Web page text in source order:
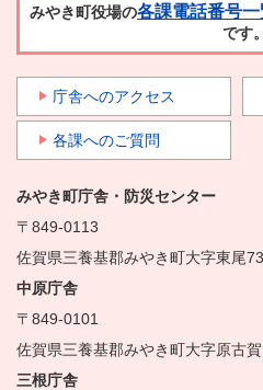
みやき町役場の各課電話番号一
です。
庁舎へのアクセス
各課へのご質問
みやき町庁舎・防災センター
〒849-0113
佐賀県三養基郡みやき町大字東尾
中原庁舎
〒849-0101
佐賀県三養基郡みやき町大字原古
三根庁舎